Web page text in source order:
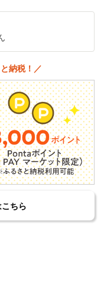
納税！／
ちら